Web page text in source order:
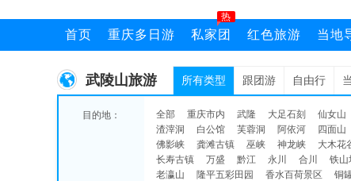
首页 重庆多日游 私家团
热
红色旅游 当地
武陵山旅游 所有类型 跟团游 自由行
目的地： 全部 重庆市内 武隆 大足石刻 仙女山
渣滓洞
白公馆 芙蓉洞 阿依河 四面山
佛影峡
龚滩古镇 巫峡 神龙峡 大木花
长寿古镇
万盛 黔江 永川 合川 铁山
老瀛山
隆平五彩田园 香水百荷景区 铜